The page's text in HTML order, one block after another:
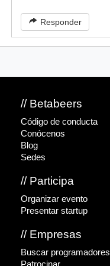
Responder
// Betabeers
Código de conducta
Conócenos
Blog
Sedes
// Participa
Organizar evento
Presentar startup
// Empresas
Buscar programadores